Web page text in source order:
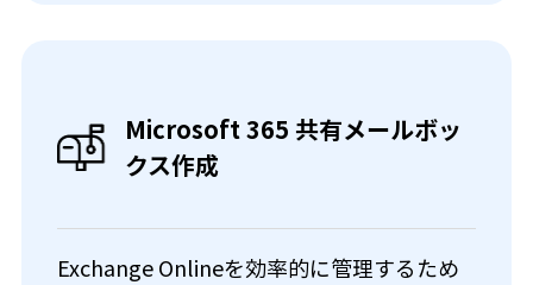
Microsoft 365 共有メールボッ
クス作成
Exchange Onlineを効率的に管理するため